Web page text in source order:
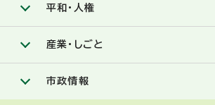
平和・人権
産業・しごと
市政情報